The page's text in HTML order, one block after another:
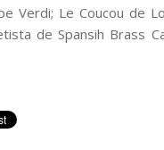
Verdi; Le Coucou de
de Spansih Brass